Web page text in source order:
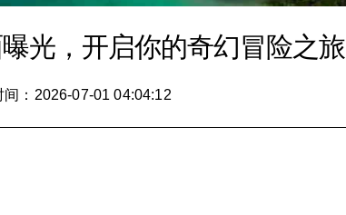
光，开启你的奇幻冒险之旅
间：2026-07-01 04:04:12